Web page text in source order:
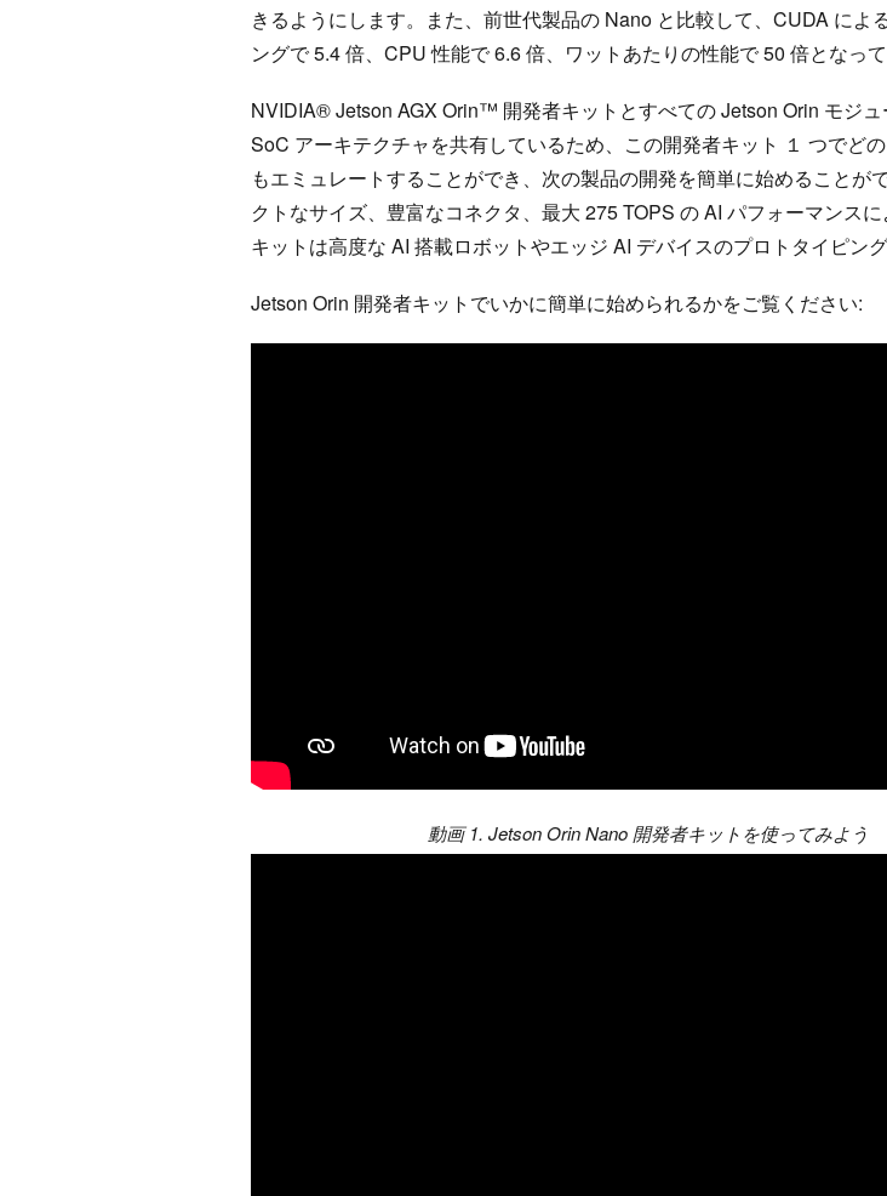
きるようにします。また、前世代製品の Nano と比較して、CUDA によ
ングで 5.4 倍、CPU 性能で 6.6 倍、ワットあたりの性能で 50 倍となって
NVIDIA® Jetson AGX Orin™ 開発者キットとすべての Jetson Orin モジ
SoC アーキテクチャを共有しているため、この開発者キット １ つでど
もエミュレートすることができ、次の製品の開発を簡単に始めることが
クトなサイズ、豊富なコネクタ、最大 275 TOPS の AI パフォーマンス
キットは高度な AI 搭載ロボットやエッジ AI デバイスのプロトタイピング
Jetson Orin 開発者キットでいかに簡単に始められるかをご覧ください:
動画 1. Jetson Orin Nano 開発者キットを使ってみよう